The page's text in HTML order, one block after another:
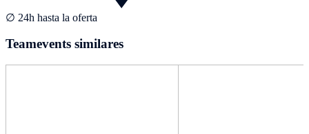
∅ 24h hasta la oferta
Teamevents similares